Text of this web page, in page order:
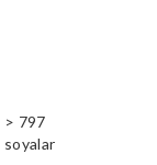
> 797
soyalar